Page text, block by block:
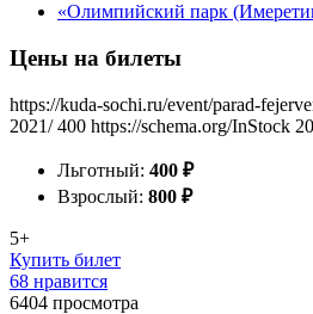
«Олимпийский парк
Цены на билеты
https://kuda-sochi.ru/event/parad-
2021/ 400 https://schema.org/InStock
Льготный: 400 ₽
Взрослый: 800 ₽
5+
Купить билет
68 нравится
6404 просмотра